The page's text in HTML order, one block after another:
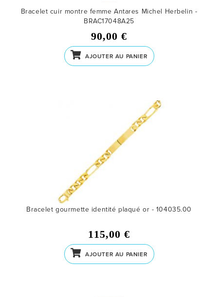
Bracelet cuir montre femme Antares Michel Herbelin -
BRAC17048A25
90,00 €
AJOUTER AU PANIER
Bracelet gourmette identité plaqué or - 104035.00
115,00 €
AJOUTER AU PANIER